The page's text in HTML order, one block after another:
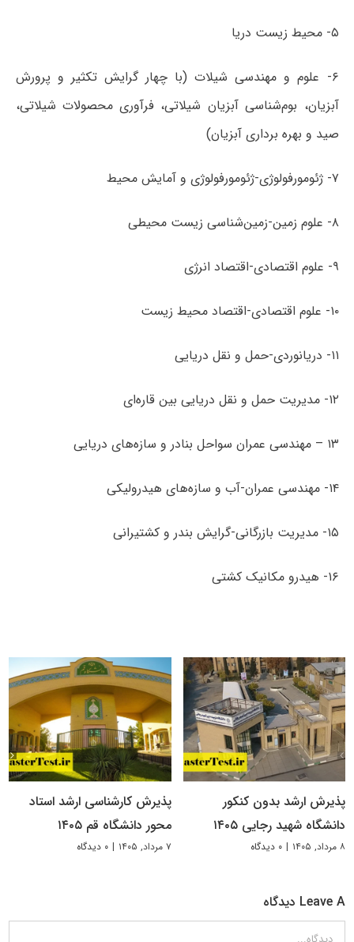
۵- محیط زیست دریا
۶- علوم و مهندسی شیلات (با چهار گرایش تکثیر و پرورش
آبزیان، بوم‌شناسی آبزیان شیلاتی، فرآوری محصولات شیلاتی،
صید و بهره برداری آبزیان)
۷- ژئومورفولوژی-ژئومورفولوژی و آمایش محیط
۸- علوم زمین-زمین‌شناسی زیست محیطی
۹- علوم اقتصادی-اقتصاد انرژی
۱۰- علوم اقتصادی-اقتصاد محیط زیست
۱۱- دریانوردی-حمل و نقل دریایی
۱۲- مدیریت حمل و نقل دریایی بین قاره‌ای
۱۳ – مهندسی عمران سواحل بنادر و سازه‌های دریایی
۱۴- مهندسی عمران-آب و سازه‌های هیدرولیکی
۱۵- مدیریت بازرگانی-گرایش بندر و کشتیرانی
۱۶- هیدرو مکانیک کشتی
پذیرش ارشد بدون کنکور
دانشگاه شهید رجایی ۱۴۰۵
۸ مرداد, ۱۴۰۵ | ۰ دیدگاه
پذیرش کارشناسی ارشد استاد
محور دانشگاه قم ۱۴۰۵
۷ مرداد, ۱۴۰۵ | ۰ دیدگاه
Leave A دیدگاه
دیدگاه